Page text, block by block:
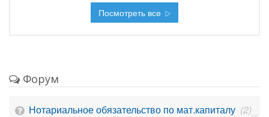
Посмотреть все
Форум
Нотариальное обязательство по мат.капиталу (2)